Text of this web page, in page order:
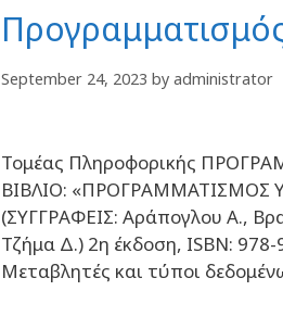
September 24, 2023 by administrator
Τομέας Πληροφορικής
ΒΙΒΛΙΟ: «ΠΡΟΓΡΑΜΜΑΤΙΣΜΟΣ
(ΣΥΓΓΡΑΦΕΙΣ: Αράπογλου Α.,
Τζήμα Δ.) 2η έκδοση, ISBN:
Μεταβλητές και τύποι